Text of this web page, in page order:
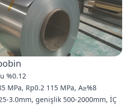
%0.12
MPa, Rp0.2 115 MPa, A≥%8
3.0mm, genişlik 500-2000mm, İÇ